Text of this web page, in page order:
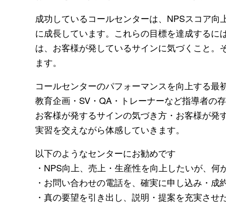
成功しているコールセンターは、NPSスコア
に成長しています。これらの目標を達成する
は、お客様が発しているサインに気づくこと。
ます。
コールセンターのパフォーマンスを向上する最
教育企画・SV・QA・トレーナーなど指導者の
お客様が発するサインの気づき方・お客様が
実習を交えながら体感していきます。
以下のようなセンターにお勧めです
・NPS向上、売上・生産性を向上したいが、
・お問い合わせの電話を、確実に申し込み・成
・真の要望を引き出し、説明・提案を充実させ